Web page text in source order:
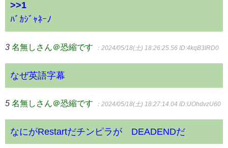
>>1
ﾊﾞｶｼﾞｬﾈｰﾉ
3 名無しさん＠恐縮です ：2024/05/18(土) 18:26:25.56 ID:4kqB3IRD0
なぜ英語字幕
5 名無しさん＠恐縮です ：2024/05/18(土) 18:27:14.04 ID:UOhdvzU60
なにがRestartだチンピラが DEADENDだ